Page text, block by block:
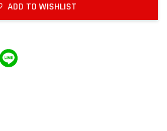
ADD TO WISHLIST